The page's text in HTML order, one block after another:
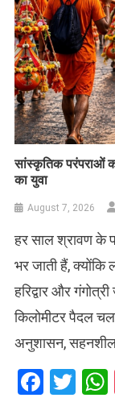
सांस्कृतिक परंपराओं
का युवा
August 7, 2026
हर साल श्रावण के
भर जाती हैं, क्योंकि
हरिद्वार और
किलोमीटर पैदल
अनुशासन,